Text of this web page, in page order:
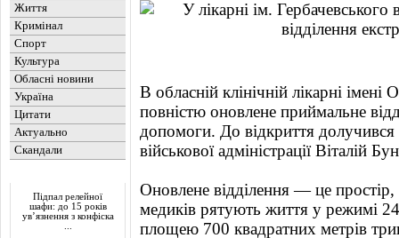
Життя
Кримінал
Спорт
Культура
Обласні новини
Україна
Цитати
Актуально
Скандали
Підпал релейної
шафи: до 15 років
ув’язнення з конфіска
В обласній клінічній лікарні
повністю оновлене приймальне
допомоги. До відкриття
військової адміністрації Віталій
Оновлене відділення — це простір,
медиків рятують життя у режимі
площею 700 квадратних метрів